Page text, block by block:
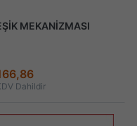
MEKANİZMASI
Dahildir